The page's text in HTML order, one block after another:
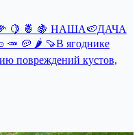
🌽 🍋 🍍 🍇 НАША🍉ДАЧА
🥔 🌶 🍠В ягоднике
повреждений кустов,